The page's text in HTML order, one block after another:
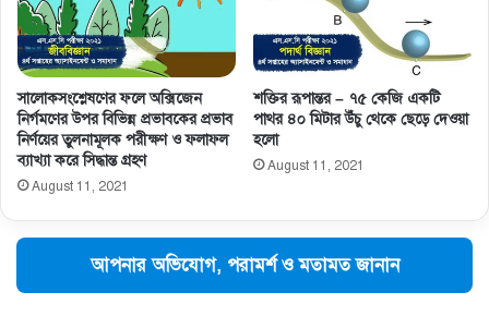
সালােকসংশ্লেষণের ফলে অক্সিজেন
নির্গমণের উপর বিভিন্ন প্রভাবকের প্রভাব
নির্ণয়ের তুলনামূলক পরীক্ষণ ও ফলাফল
ব্যাখ্যা করে সিদ্ধান্ত গ্রহণ
August 11, 2021
শক্তির রূপান্তর – ৭৫ কেজি একটি
পাথর ৪০ মিটার উঁচু থেকে ছেড়ে দেওয়া
হলো
August 11, 2021
আপনার অভিযোগ, পরামর্শ ও মতামত জানান